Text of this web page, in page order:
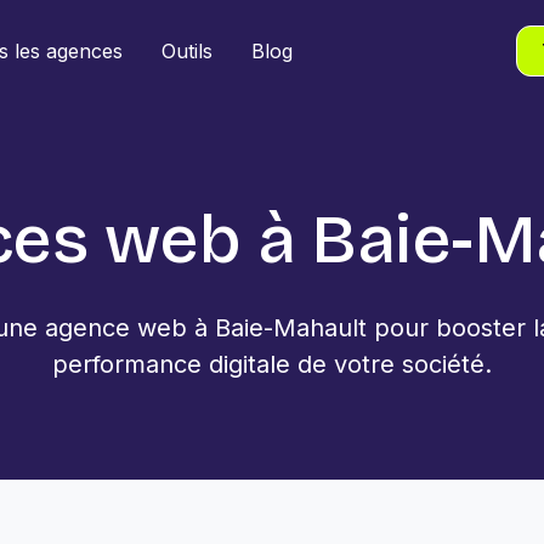
les agences Outils Blog
web à Baie-
agence web à Baie-Mahault pour booster
performance digitale de votre société.